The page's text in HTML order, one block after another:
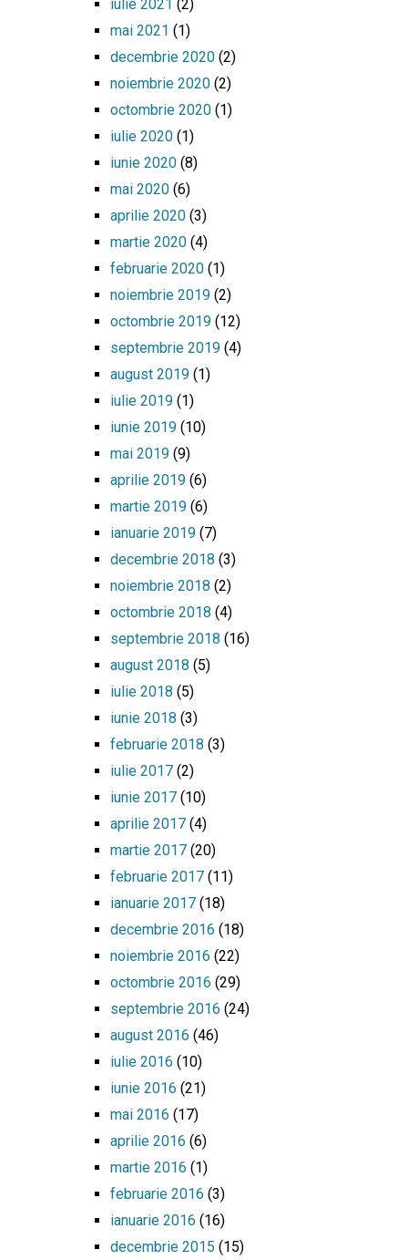
iulie 2021 (2)
mai 2021 (1)
decembrie 2020(2)
noiembrie 2020(2)
octombrie 2020(1)
iulie 2020(1)
iunie 2020(8)
mai 2020(6)
aprilie 2020(3)
martie 2020(4)
februarie 2020(1)
noiembrie 2019(2)
octombrie 2019(12)
septembrie 2019(4)
august 2019(1)
iulie 2019(1)
iunie 2019(10)
mai 2019(9)
aprilie 2019(6)
martie 2019(6)
ianuarie 2019(7)
decembrie 2018 (3)
noiembrie 2018 (2)
octombrie 2018 (4)
septembrie 2018 (16)
august 2018 (5)
iulie 2018 (5)
iunie 2018 (3)
februarie 2018 (3)
iulie 2017(2)
iunie 2017(10)
aprilie 2017(4)
martie 2017(20)
februarie 2017(11)
ianuarie 2017(18)
decembrie 2016 (18)
noiembrie 2016 (22)
octombrie 2016 (29)
septembrie 2016 (24)
august 2016 (46)
iulie 2016 (10)
iunie 2016 (21)
mai 2016 (17)
aprilie 2016 (6)
martie 2016 (1)
februarie 2016 (3)
ianuarie 2016 (16)
decembrie 2015 (15)